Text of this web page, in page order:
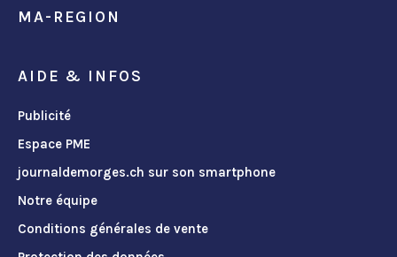
MA-REGION
AIDE & INFOS
Publicité
Espace PME
journaldemorges.ch sur son smartphone
Notre équipe
Conditions générales de vente